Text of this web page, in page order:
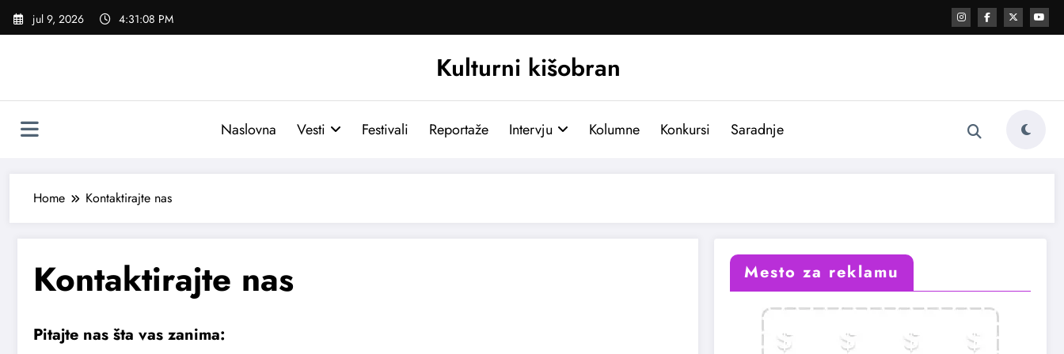
Skoči
jul 9, 2026 4:31:09 PM
Kulturni kišobran
Naslovna Vesti Festivali Reportaže Intervju Kolumne Konkursi Saradnje
Home Kontaktirajte nas
Kontaktirajte nas
Pitajte nas šta vas zanima:
Mesto za reklamu